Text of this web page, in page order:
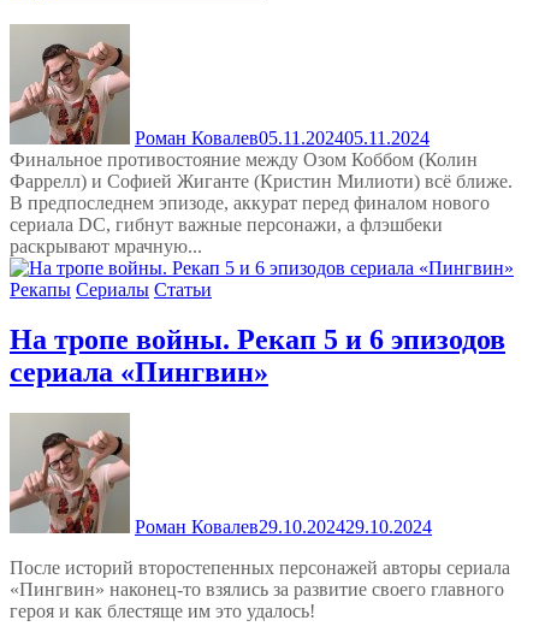
Роман Ковалев05.11.202405.11.2024
Финальное противостояние между Озом Коббом (Колин
Фаррелл) и Софией Жиганте (Кристин Милиоти) всё ближе.
В предпоследнем эпизоде, аккурат перед финалом нового
сериала DC, гибнут важные персонажи, а флэшбеки
раскрывают мрачную...
Рекапы Сериалы Статьи
На тропе войны. Рекап 5 и 6 эпизодов
сериала «Пингвин»
Роман Ковалев29.10.202429.10.2024
После историй второстепенных персонажей авторы сериала
«Пингвин» наконец-то взялись за развитие своего главного
героя и как блестяще им это удалось!